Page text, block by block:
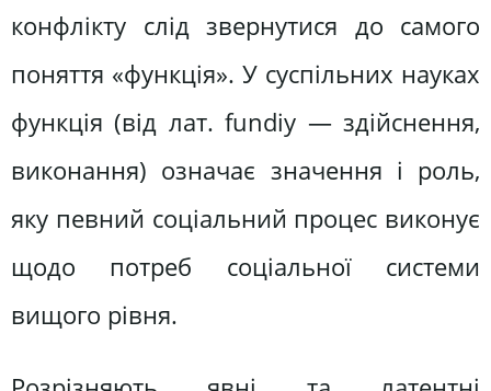
конфлікту слід звернутися до самого
поняття «функція». У суспільних науках
функція (від лат. fundiу — здійснення,
виконання) означає значення і роль,
яку певний соціальний процес виконує
щодо потреб соціальної системи
вищого рівня.